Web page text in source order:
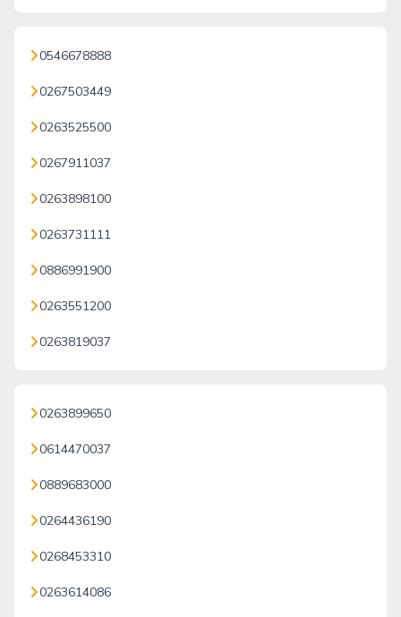
0546678888
0267503449
0263525500
0267911037
0263898100
0263731111
0886991900
0263551200
0263819037
0263899650
0614470037
0889683000
0264436190
0268453310
0263614086